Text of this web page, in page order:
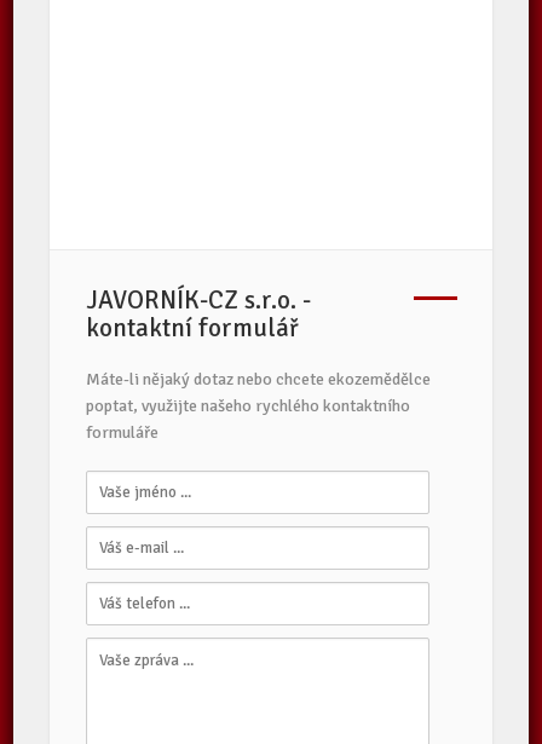
JAVORNÍK-CZ s.r.o. -
kontaktní formulář
Máte-li nějaký dotaz nebo chcete ekozemědělce
poptat, využijte našeho rychlého kontaktního
formuláře